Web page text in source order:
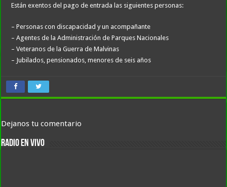
Están exentos del pago de entrada las siguientes personas:
– Personas con discapacidad y un acompañante
– Agentes de la Administración de Parques Nacionales
– Veteranos de la Guerra de Malvinas
– Jubilados, pensionados, menores de seis años
Dejanos tu comentario
RADIO EN VIVO